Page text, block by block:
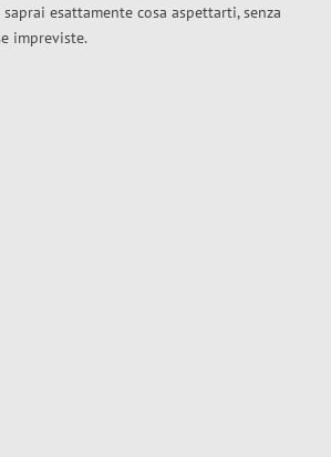
saprai esattamente cosa aspettarti, senza
impreviste.